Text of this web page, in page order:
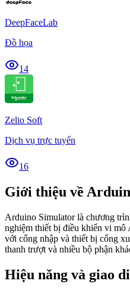
DeepFaceLab
Đồ họa
14
Zelio Soft
Dịch vụ trực tuyến
16
Giới thiệu về
Arduino Simulator là chương
nghiệm thiết bị điều khiển vi mô
với cổng nhập và thiết bị cổng
thanh trượt và nhiều bộ phận
Hiệu năng và giao